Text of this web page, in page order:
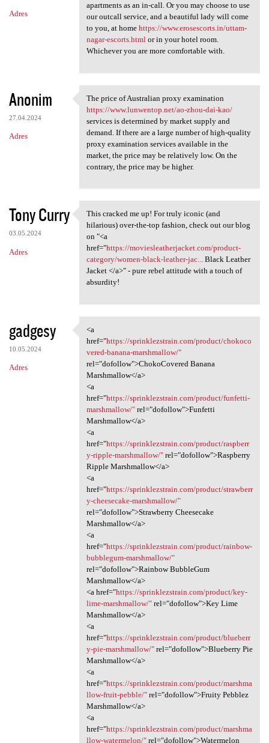
Adres
apartments as an in-call. Or you may choose to use
our outcall service, and a beautiful lady will come
to you, at home https://www.erosescorts.in/uttam-
nagar-escorts.htmlor in your hotel room.
Whichever you are more comfortable with.
Anonim
27.04.2024
Adres
The price of Australian proxy
The price of Australian proxy examination
https://www.lunwentop.net/ao-zhou-dai-kao/
services is determined by market supply and
demand. If there are a large number of high-quality
proxy examination services available in the
market, the price may be relatively low. On the
contrary, the price may be higher.
Tony Curry
03.05.2024
Adres
This cracked me up! For
This cracked me up! For truly iconic (and
hilarious) over-the-top fashion, check out our blog
on "<a
href="https://moviesleatherjacket.com/product-
category/women-black-leather-jac...Black Leather
Jacket </a>" - pure rebel attitude with a touch of
absurdity!
gadgesy
10.05.2024
Adres
<a href="https:/
<a
href="https://sprinklezstrain.com/product/chokoco
vered-banana-marshmallow/"
rel="dofollow">ChokoCovered Banana
Marshmallow</a>
<a
href="https://sprinklezstrain.com/product/funfetti-
marshmallow/"rel="dofollow">Funfetti
Marshmallow</a>
<a
href="https://sprinklezstrain.com/product/raspberr
y-ripple-marshmallow/"rel="dofollow">Raspberry
Ripple Marshmallow</a>
<a
href="https://sprinklezstrain.com/product/strawberr
y-cheesecake-marshmallow/"
rel="dofollow">Strawberry Cheesecake
Marshmallow</a>
<a
href="https://sprinklezstrain.com/product/rainbow-
bubblegum-marshmallow/"
rel="dofollow">Rainbow BubbleGum
Marshmallow</a>
<a href="https://sprinklezstrain.com/product/key-
lime-marshmallow/"rel="dofollow">Key Lime
Marshmallow</a>
<a
href="https://sprinklezstrain.com/product/blueberr
y-pie-marshmallow/"rel="dofollow">Blueberry Pie
Marshmallow</a>
<a
href="https://sprinklezstrain.com/product/marshma
llow-fruit-pebble/"rel="dofollow">Fruity Pebblez
Marshmallow</a>
<a
href="https://sprinklezstrain.com/product/marshma
llow-watermelon/"rel="dofollow">Watermelon